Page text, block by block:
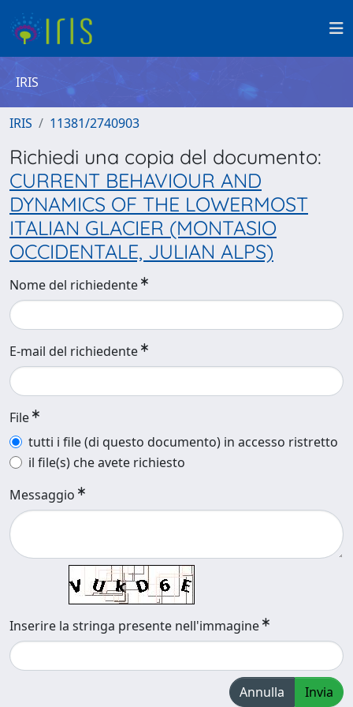
IRIS
IRIS 11381/2740903
Richiedi una copia del documento:
CURRENT BEHAVIOUR AND
DYNAMICS OF THE LOWERMOST
ITALIAN GLACIER (MONTASIO
OCCIDENTALE, JULIAN ALPS)
Nome del richiedente
E-mail del richiedente
File
tutti i file (di questo documento) in accesso ristretto
il file(s) che avete richiesto
Messaggio
Inserire la stringa presente nell'immagine
Annulla Invia